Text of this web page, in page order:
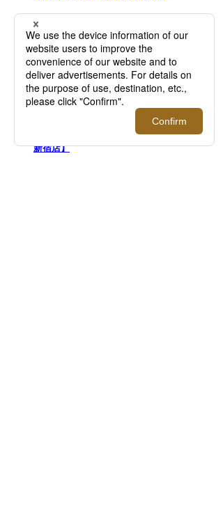
吉田カバンの＜POTR＞が提案する新しい旅
のかたち。旅の前も、旅の後も快適にするト
ラベルシリーズが期間限定で登場。【伊勢丹
新宿店】